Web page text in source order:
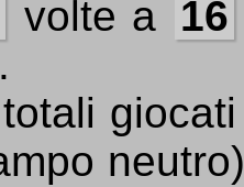
volte a 16